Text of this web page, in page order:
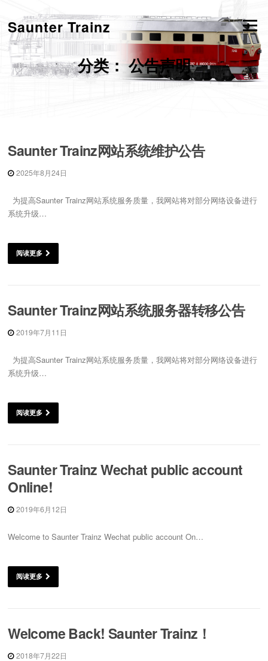
Saunter Trainz 菜单
分类：公告声明
Saunter Trainz网站系统维护公告
2025年8月24日
为提高Saunter Trainz网站系统服务质量，我网站将对部分网络设备进行
系统升级…
阅读更多
Saunter Trainz网站系统服务器转移公告
2019年7月11日
为提高Saunter Trainz网站系统服务质量，我网站将对部分网络设备进行
系统升级…
阅读更多
Saunter Trainz Wechat public account
Online!
2019年6月12日
Welcome to Saunter Trainz Wechat public account On…
阅读更多
Welcome Back! Saunter Trainz！
2018年7月22日